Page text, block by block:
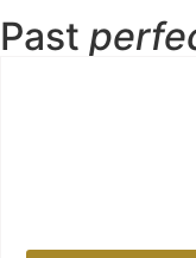
Past